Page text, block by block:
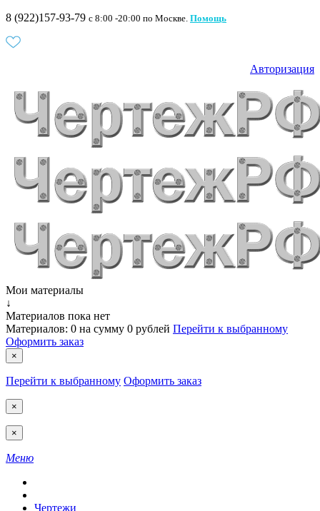
8 (922)157-93-79 c 8:00 -20:00 по Москве. Помощь
Авторизация
Мои материалы
↓
Материалов пока нет
Материалов: 0 на сумму 0 рублей Перейти к выбранному
Оформить заказ
×
Перейти к выбранному Оформить заказ
×
×
Меню
Чертежи